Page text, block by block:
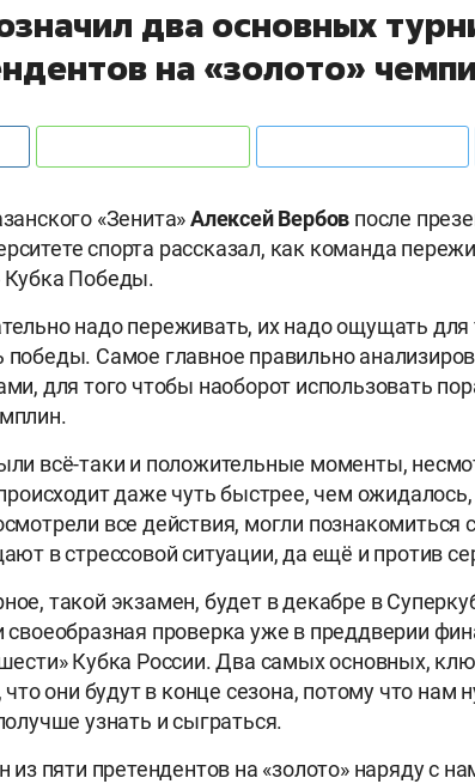
два основных
на «золото»
«Зенита»Алексей Вербов после
спорта рассказал, как команда
Кубка Победы.
надо переживать, их надо ощущать для
Самое главное правильно
для того чтобы наоборот использовать
всё-таки и положительные моменты,
даже чуть быстрее, чем
все действия, могли познакомиться
в стрессовой ситуации, да ещё и против
такой экзамен, будет в декабре в
своеобразная проверка уже в преддверии
Кубка России. Два самых основных,
они будут в конце сезона, потому что нам
узнать и сыграться.
из пяти претендентов на «золото» наряду с